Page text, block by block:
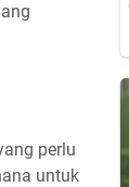
perlu
untuk